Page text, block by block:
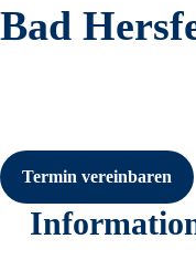
Bad
Termin vereinbaren